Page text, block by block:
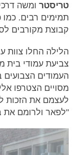
טריסטר ומשה
תמימים רבים.
קבוצת מקורבים
הלילה החלו צוות
צביעת עמודי
העמודים
מסויים הצטרפו
לעצמם את הזכות
"לפאר ולרומם את